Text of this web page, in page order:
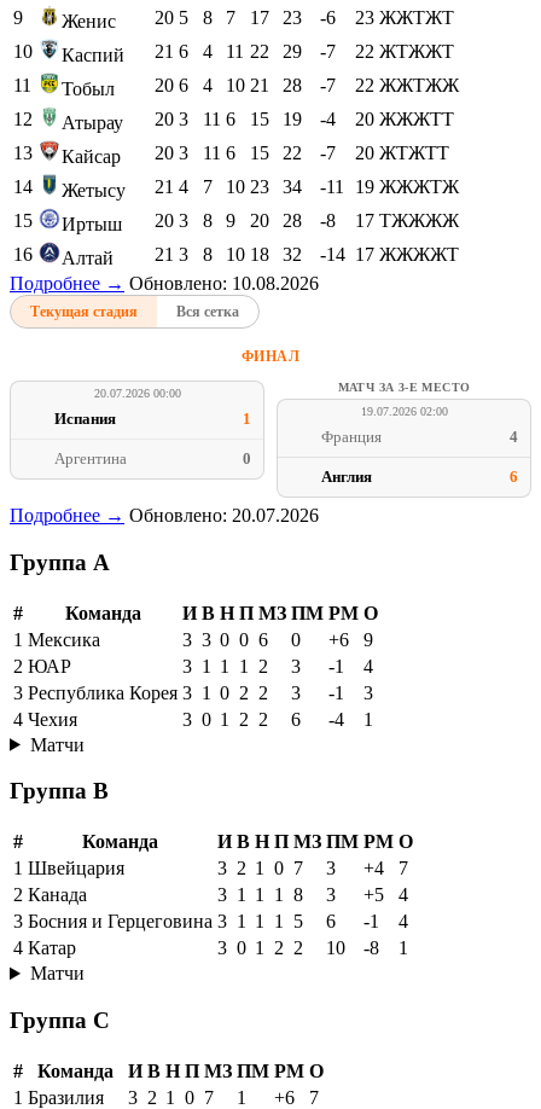
9
Женис 20 5 8 7 17 23 -6 23 ЖЖТЖТ
10
Каспий 21 6 4 11 22 29 -7 22 ЖТЖЖТ
11
Тобыл 20 6 4 10 21 28 -7 22 ЖЖТЖЖ
12
Атырау 20 3 11 6 15 19 -4 20 ЖЖЖТТ
13
Кайсар 20 3 11 6 15 22 -7 20 ЖТЖТТ
14
Жетысу 21 4 7 10 23 34 -11 19 ЖЖЖТЖ
15
Иртыш 20 3 8 9 20 28 -8 17 ТЖЖЖЖ
16
Алтай 21 3 8 10 18 32 -14 17 ЖЖЖЖТ
Подробнее → Обновлено: 10.08.2026
Текущая стадия Вся сетка
ФИНАЛ
20.07.2026 00:00
Испания 1
Аргентина 0
МАТЧ ЗА 3-Е МЕСТО
19.07.2026 02:00
Франция 4
Англия 6
Подробнее → Обновлено: 20.07.2026
Группа A
# Команда И В Н П МЗ ПМ РМ О
1 Мексика 3 3 0 0 6 0 +6
9
2 ЮАР 3 1 1 1 2 3 -1
4
3 Республика Корея 3 1 0 2 2 3 -1
3
4 Чехия 3 0 1 2 2 6 -4
1
Матчи
Группа B
# Команда И В Н П МЗ ПМ РМ О
1 Швейцария 3 2 1 0 7 3 +4
7
2 Канада 3 1 1 1 8 3 +5
4
3 Босния и Герцеговина 3 1 1 1 5 6 -1
4
4 Катар 3 0 1 2 2 10 -8
1
Матчи
Группа C
# Команда И В Н П МЗ ПМ РМ О
1 Бразилия 3 2 1 0 7 1 +6
7